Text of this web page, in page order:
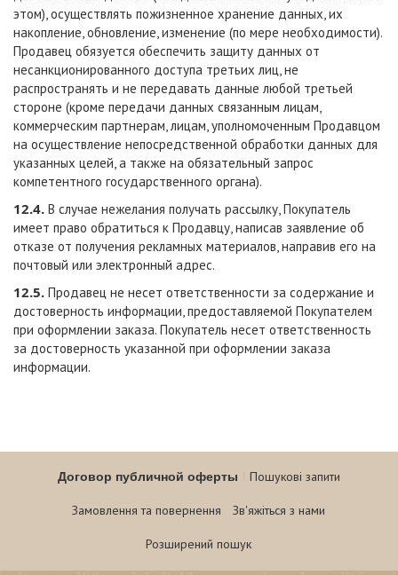
этом), осуществлять пожизненное хранение данных, их
накопление, обновление, изменение (по мере необходимости).
Продавец обязуется обеспечить защиту данных от
несанкционированного доступа третьих лиц, не
распространять и не передавать данные любой третьей
стороне (кроме передачи данных связанным лицам,
коммерческим партнерам, лицам, уполномоченным Продавцом
на осуществление непосредственной обработки данных для
указанных целей, а также на обязательный запрос
компетентного государственного органа).
12.4. В случае нежелания получать рассылку, Покупатель
имеет право обратиться к Продавцу, написав заявление об
отказе от получения рекламных материалов, направив его на
почтовый или электронный адрес.
12.5. Продавец не несет ответственности за содержание и
достоверность информации, предоставляемой Покупателем
при оформлении заказа. Покупатель несет ответственность
за достоверность указанной при оформлении заказа
информации.
Договор публичной оферты Пошукові запити
Замовлення та повернення Зв'яжіться з нами
Розширений пошук